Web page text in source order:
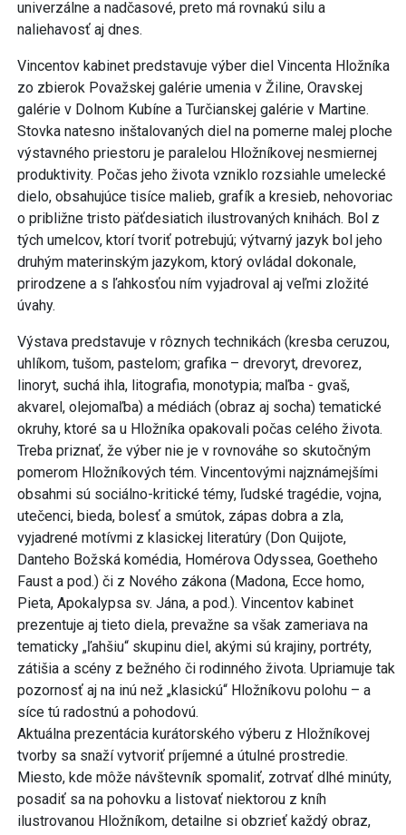
univerzálne a nadčasové, preto má rovnakú silu a
naliehavosť aj dnes.
Vincentov kabinet predstavuje výber diel Vincenta Hložníka
zo zbierok Považskej galérie umenia v Žiline, Oravskej
galérie v Dolnom Kubíne a Turčianskej galérie v Martine.
Stovka natesno inštalovaných diel na pomerne malej ploche
výstavného priestoru je paralelou Hložníkovej nesmiernej
produktivity. Počas jeho života vzniklo rozsiahle umelecké
dielo, obsahujúce tisíce malieb, grafík a kresieb, nehovoriac
o približne tristo päťdesiatich ilustrovaných knihách. Bol z
tých umelcov, ktorí tvoriť potrebujú; výtvarný jazyk bol jeho
druhým materinským jazykom, ktorý ovládal dokonale,
prirodzene a s ľahkosťou ním vyjadroval aj veľmi zložité
úvahy.
Výstava predstavuje v rôznych technikách (kresba ceruzou,
uhlíkom, tušom, pastelom; grafika – drevoryt, drevorez,
linoryt, suchá ihla, litografia, monotypia; maľba - gvaš,
akvarel, olejomaľba) a médiách (obraz aj socha) tematické
okruhy, ktoré sa u Hložníka opakovali počas celého života.
Treba priznať, že výber nie je v rovnováhe so skutočným
pomerom Hložníkových tém. Vincentovými najznámejšími
obsahmi sú sociálno-kritické témy, ľudské tragédie, vojna,
utečenci, bieda, bolesť a smútok, zápas dobra a zla,
vyjadrené motívmi z klasickej literatúry (Don Quijote,
Danteho Božská komédia, Homérova Odyssea, Goetheho
Faust a pod.) či z Nového zákona (Madona, Ecce homo,
Pieta, Apokalypsa sv. Jána, a pod.). Vincentov kabinet
prezentuje aj tieto diela, prevažne sa však zameriava na
tematicky „ľahšiu“ skupinu diel, akými sú krajiny, portréty,
zátišia a scény z bežného či rodinného života. Upriamuje tak
pozornosť aj na inú než „klasickú“ Hložníkovu polohu – a
síce tú radostnú a pohodovú.
Aktuálna prezentácia kurátorského výberu z Hložníkovej
tvorby sa snaží vytvoriť príjemné a útulné prostredie.
Miesto, kde môže návštevník spomaliť, zotrvať dlhé minúty,
posadiť sa na pohovku a listovať niektorou z kníh
ilustrovanou Hložníkom, detailne si obzrieť každý obraz,